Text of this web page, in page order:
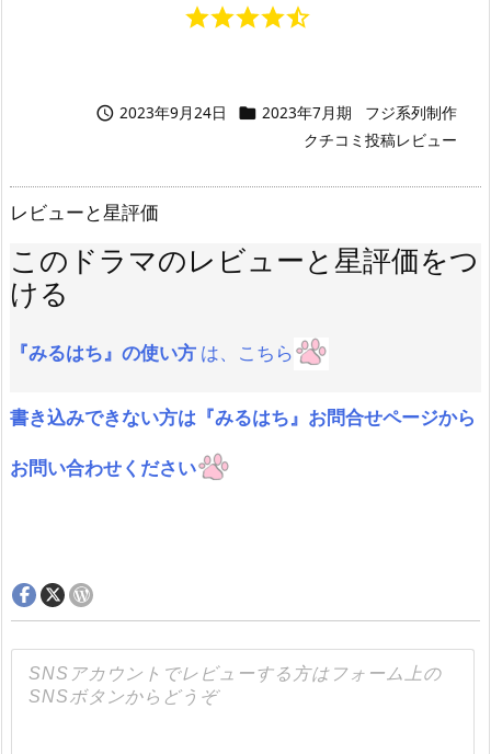
 2023年9月24日  2023年7月期
フジ系列制作
クチコミ投稿レビュー
レビューと星評価
このドラマのレビューと星評価をつ
ける
『みるはち』の使い方 は、こちら
書き込みできない方は『みるはち』お問合せページから
お問い合わせください